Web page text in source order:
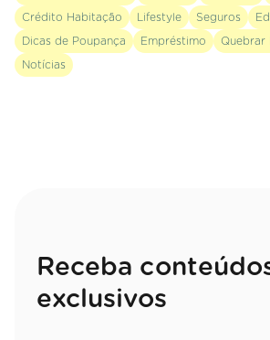
Crédito Habitação Lifestyle Seguros
Dicas de Poupança Empréstimo Quebrar
Notícias
Receba
exclusivos